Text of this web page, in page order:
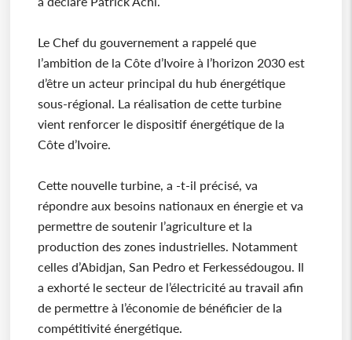
Le Chef du gouvernement a rappelé que
l’ambition de la Côte d’Ivoire à l’horizon 2030 est
d’être un acteur principal du hub énergétique
sous-régional. La réalisation de cette turbine
vient renforcer le dispositif énergétique de la
Côte d’Ivoire.
Cette nouvelle turbine, a -t-il précisé, va
répondre aux besoins nationaux en énergie et va
permettre de soutenir l’agriculture et la
production des zones industrielles. Notamment
celles d’Abidjan, San Pedro et Ferkessédougou. Il
a exhorté le secteur de l’électricité au travail afin
de permettre à l’économie de bénéficier de la
compétitivité énergétique.